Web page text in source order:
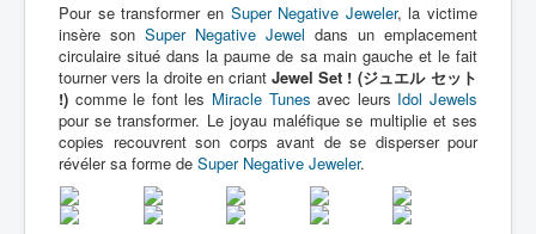
Pour se transformer en Super Negative Jeweler, la victime
insère son Super Negative Jewel dans un emplacement
circulaire situé dans la paume de sa main gauche et le fait
tourner vers la droite en criantJewel Set ! (ジュエル セット
!) comme le font les Miracle Tunes avec leurs Idol Jewels
pour se transformer. Le joyau maléfique se multiplie et ses
copies recouvrent son corps avant de se disperser pour
révéler sa forme de Super Negative Jeweler.